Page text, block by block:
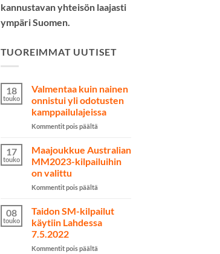
kannustavan yhteisön laajasti
ympäri Suomen.
TUOREIMMAT UUTISET
18
touko
Valmentaa kuin nainen
onnistui yli odotusten
kamppailulajeissa
Kommentit pois päältäartikkelissa
kuin
onnistui
odotusten
17
touko
Maajoukkue Australian
MM2023-kilpailuihin
on valittu
Kommentit pois päältäartikkelissa
Australian
kilpailuihin
valittu
08
touko
Taidon SM-kilpailut
käytiin Lahdessa
7.5.2022
Kommentit pois päältäartikkelissa